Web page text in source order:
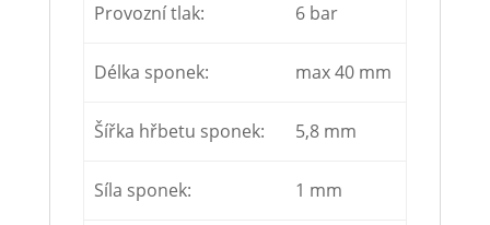
Provozní tlak: 6 bar
Délka sponek: max 40 mm
Šířka hřbetu sponek: 5,8 mm
Síla sponek: 1 mm